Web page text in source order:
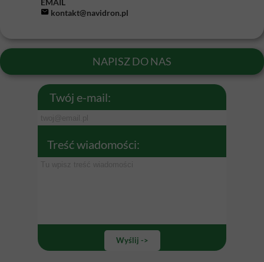
Twój e-mail:
Treść wiadomości:
Wyślij ->
EMAIL
kontakt@navidron.pl
NAPISZ DO NAS